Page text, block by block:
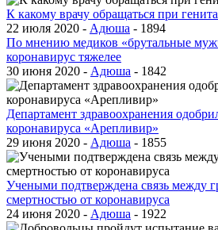
К какому врачу обращаться при
22 июля 2020 - Адюша - 1894
По мнению медиков «брутальные
коронавирус тяжелее
30 июня 2020 - Адюша - 1842
Департамент здравоохранения
коронавируса «Арепливир»
29 июня 2020 - Адюша - 1855
Учеными подтверждена связь между
смертностью от коронавируса
24 июня 2020 - Адюша - 1922